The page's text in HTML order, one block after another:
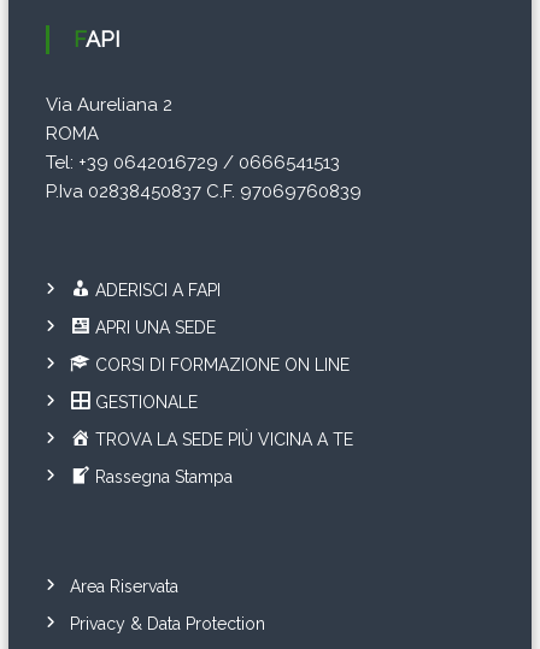
c
FAPI
Via Aureliana 2
ROMA
Tel: +39 0642016729 / 0666541513
P.Iva 02838450837 C.F. 97069760839
ADERISCI A FAPI
APRI UNA SEDE
CORSI DI FORMAZIONE ON LINE
GESTIONALE
TROVA LA SEDE PIÙ VICINA A TE
Rassegna Stampa
Area Riservata
Privacy & Data Protection